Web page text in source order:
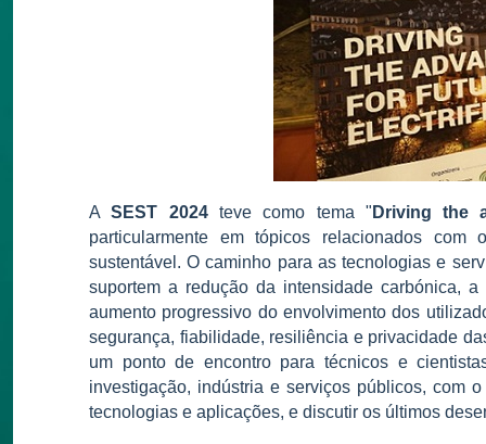
ASEST 2024teve como tema " Driving the
particularmente em tópicos relacionados
sustentável. O caminho para as tecnologias e
suportem a redução da intensidade carbónica,
aumento progressivo do envolvimento dos
segurança, fiabilidade, resiliência e privacidade
um ponto de encontro para técnicos e
investigação, indústria e serviços públicos, com
tecnologias e aplicações, e discutir os últimos